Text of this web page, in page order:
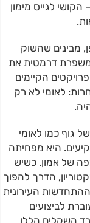
לגייס מימון
מבינים שהשוק
משפרת דרמטית את
הקיימים
לאומי לא רק
גוף כמו לאומי
היא מפחיתה
של אמון. כשיש
הדרך להפוך
העירונית
לביצועים
השקלים הללו